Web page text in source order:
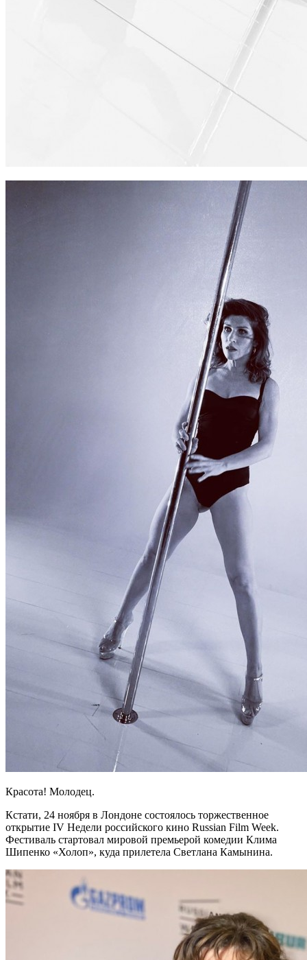
Красота! Молодец.
Кстати, 24 ноября в Лондоне состоялось торжественное
открытие IV Недели российского кино Russian Film Week.
Фестиваль стартовал мировой премьерой комедии Клима
Шипенко «Холоп», куда прилетела Светлана Камынина.